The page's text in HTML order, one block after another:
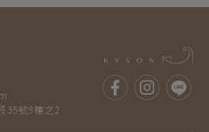
35號9樓之2